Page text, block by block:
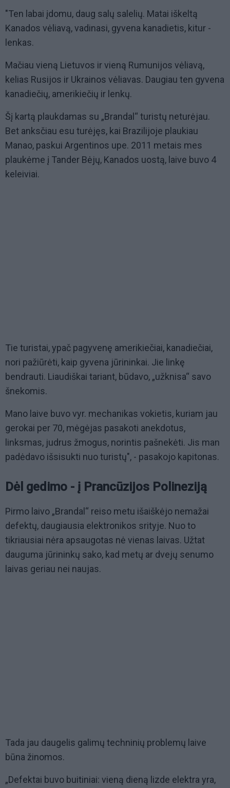
"Ten labai įdomu, daug salų salelių. Matai iškeltą
Kanados vėliavą, vadinasi, gyvena kanadietis, kitur -
lenkas.
Mačiau vieną Lietuvos ir vieną Rumunijos vėliavą,
kelias Rusijos ir Ukrainos vėliavas. Daugiau ten gyvena
kanadiečių, amerikiečių ir lenkų.
Šį kartą plaukdamas su „Brandal“ turistų neturėjau.
Bet anksčiau esu turėjęs, kai Brazilijoje plaukiau
Manao, paskui Argentinos upe. 2011 metais mes
plaukėme į Tander Bėjų, Kanados uostą, laive buvo 4
keleiviai.
Tie turistai, ypač pagyvenę amerikiečiai, kanadiečiai,
nori pažiūrėti, kaip gyvena jūrininkai. Jie linkę
bendrauti. Liaudiškai tariant, būdavo, „užknisa“ savo
šnekomis.
Mano laive buvo vyr. mechanikas vokietis, kuriam jau
gerokai per 70, mėgėjas pasakoti anekdotus,
linksmas, judrus žmogus, norintis pašnekėti. Jis man
padėdavo išsisukti nuo turistų", - pasakojo kapitonas.
Dėl gedimo - į Prancūzijos Polineziją
Pirmo laivo „Brandal“ reiso metu išaiškėjo nemažai
defektų, daugiausia elektronikos srityje. Nuo to
tikriausiai nėra apsaugotas nė vienas laivas. Užtat
dauguma jūrininkų sako, kad metų ar dvejų senumo
laivas geriau nei naujas.
Tada jau daugelis galimų techninių problemų laive
būna žinomos.
„Defektai buvo buitiniai: vieną dieną lizde elektra yra,